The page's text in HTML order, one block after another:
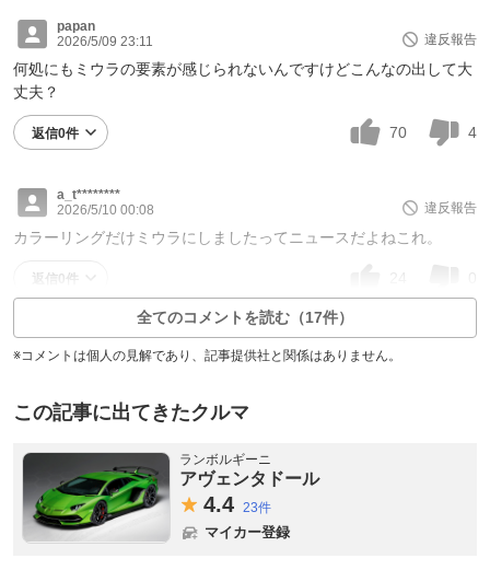
papan
2026/5/09 23:11
違反報告
何処にもミウラの要素が感じられないんですけどこんなの出して大
丈夫？
返信0件 70 4
a_t********
2026/5/10 00:08
違反報告
カラーリングだけミウラにしましたってニュースだよねこれ。
返信0件 24
全てのコメントを読む（17件）
※コメントは個人の見解であり、記事提供社と関係はありません。
この記事に出てきたクルマ
ランボルギーニ
アヴェンタドール
4.4 23件
マイカー登録